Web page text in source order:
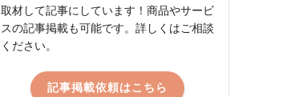
取材して記事にしています！商品やサービ
スの記事掲載も可能です。詳しくはご相談
ください。
記事掲載依頼はこちら